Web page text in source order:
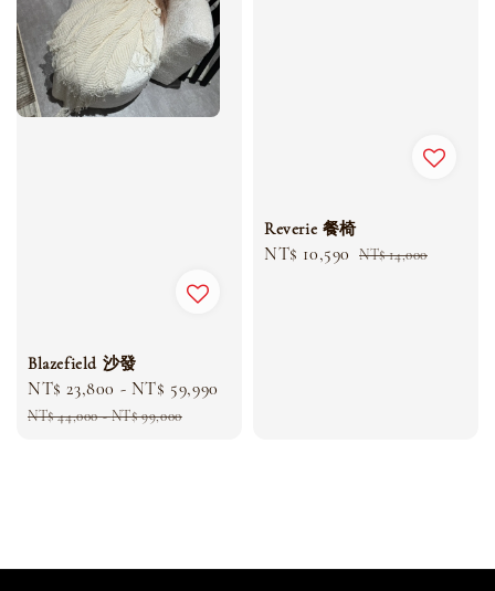
Blazefield 沙發
Sale
price
NT$ 23,800 - NT$ 59,990
NT$ 44,000-NT$ 99,000
Reverie 餐椅
Sale
NT$ 10,590 Regular
NT$ 14,000